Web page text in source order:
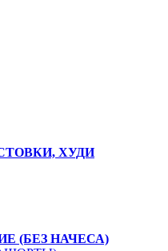
ХУДИ
(БЕЗ НАЧЕСА)